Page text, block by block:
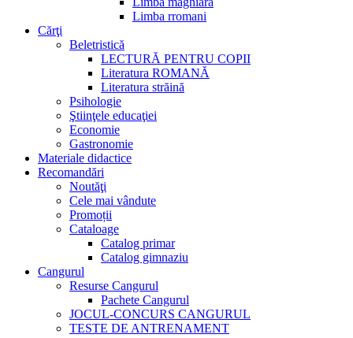
Limba rromani
Cărţi
Beletristică
LECTURĂ PENTRU COPII
Literatura ROMANĂ
Literatura străină
Psihologie
Ştiinţele educaţiei
Economie
Gastronomie
Materiale didactice
Recomandări
Noutăţi
Cele mai vândute
Promoții
Cataloage
Catalog primar
Catalog gimnaziu
Cangurul
Resurse Cangurul
Pachete Cangurul
JOCUL-CONCURS CANGURUL
TESTE DE ANTRENAMENT